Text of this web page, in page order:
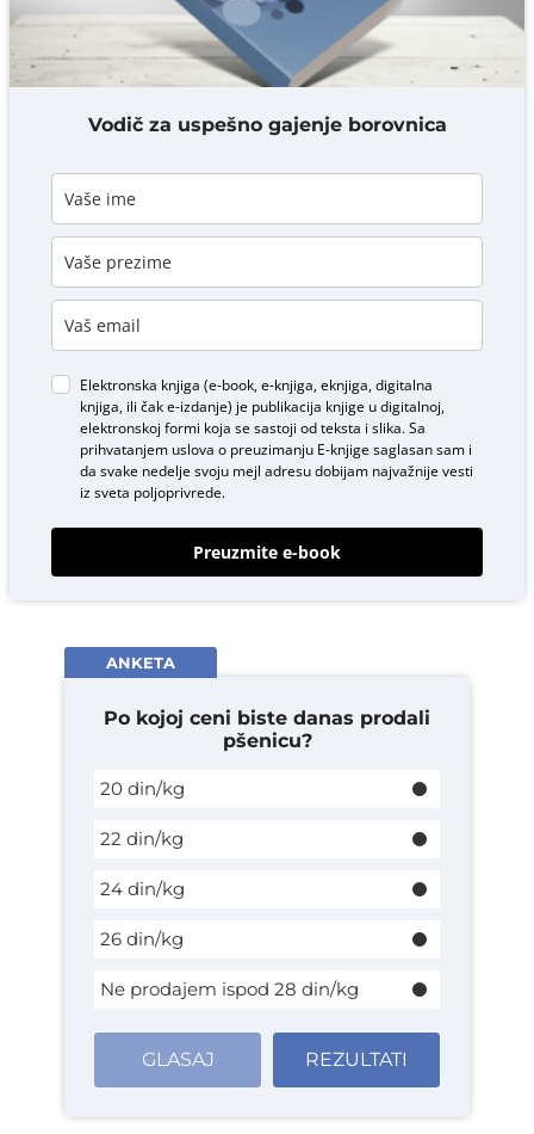
DODAJ KOMENTAR
Vodič za uspešno gajenje borovnica
Elektronska knjiga (e-book, e-knjiga, eknjiga, digitalna
knjiga, ili čak e-izdanje) je publikacija knjige u digitalnoj,
elektronskoj formi koja se sastoji od teksta i slika. Sa
prihvatanjem uslova o preuzimanju E-knjigesaglasan sam i
da svake nedelje svoju mejl adresu dobijam najvažnije vesti
iz sveta poljoprivrede.
Preuzmite e-book
ANKETA
Po kojoj ceni biste danas prodali
pšenicu?
20 din/kg
22 din/kg
24 din/kg
26 din/kg
Ne prodajem ispod 28 din/kg
GLASAJ REZULTATI